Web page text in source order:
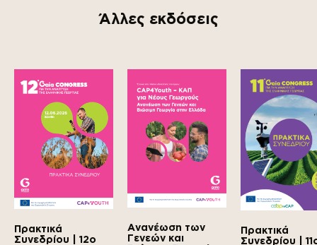
Άλλες εκδόσεις
Πρακτικά
Συνεδρίου | 12ο
Ανανέωση των
Γενεών και
Πρακτικά
Συνεδρίου |